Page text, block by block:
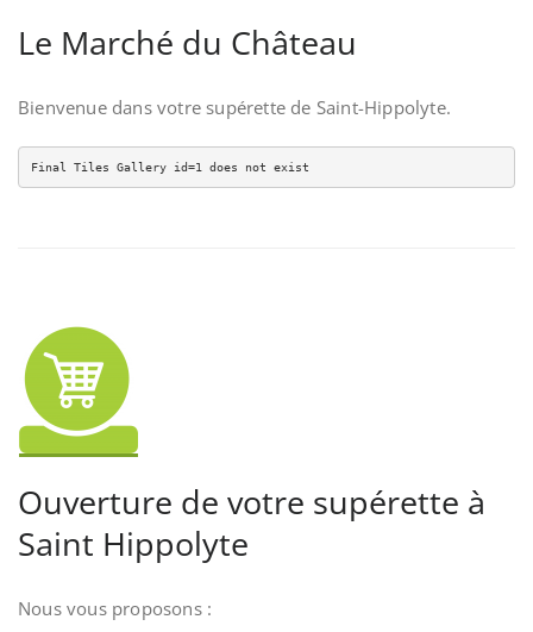
Le Marché du Château
Bienvenue dans votre supérette de Saint-Hippolyte.
Final Tiles Gallery id=1 does not exist
Ouverture de votre supérette à
Saint Hippolyte
Nous vous proposons :